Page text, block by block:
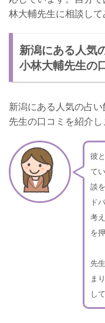
林大輔先生に相談して
新潟にある人気
小林大輔先生の
新潟にある人気の占
先生の口コミを紹介し
彼
て
談
ド
考
を
先
ま
し